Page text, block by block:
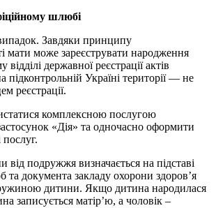
шлюбі
Завдяки принципу
мати може зареєструвати народження
державної реєстрації актів
підконтрольній Україні території — не
реєстрації.
комплексною послугою
«Дія» та одночасно оформити
послуг.
подружжя визначається на підставі
та документа закладу охорони здоров’я
дитини. Якщо дитина народилася
записується матір’ю, а чоловік –